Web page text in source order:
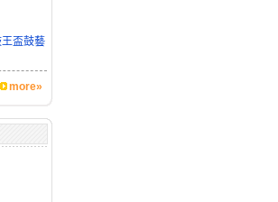
盃鼓藝
more»